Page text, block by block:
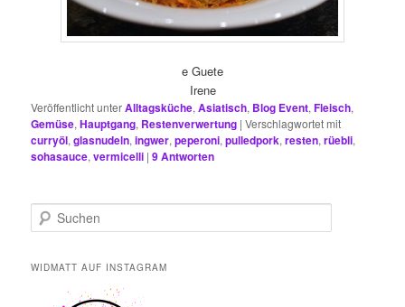
e Guete
Irene
Veröffentlicht unterAlltagsküche,Asiatisch, Blog Event,Fleisch,
Gemüse,Hauptgang, Restenverwertung |Verschlagwortet mit
curryöl,glasnudeln,ingwer,peperoni,pulledpork,resten,rüebli,
sohasauce,vermicelli |9Antworten
u
h
WIDMATT AUF INSTAGRAM